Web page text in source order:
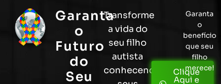
Garanta
o
Futuro
do
Seu
Transforme
a vida do
seu filho
autista
conhecendo
Clique
Aqui e
Garanta
o
benefício
que seu
filho
merece!